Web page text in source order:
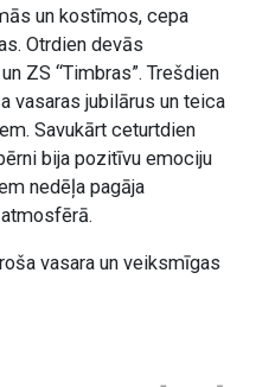
un kostīmos, cepa
Otrdien devās
ZS “Timbras”. Trešdien
vasaras jubilārus un teica
Savukārt ceturtdien
bija pozitīvu emociju
nedēļa pagāja
vasara un veiksmīgas